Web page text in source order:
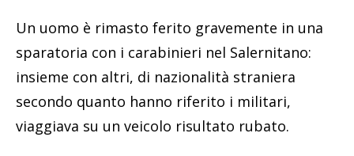
Un uomo è rimasto ferito gravemente in una
sparatoria con i carabinieri nel Salernitano:
insieme con altri, di nazionalità straniera
secondo quanto hanno riferito i militari,
viaggiava su un veicolo risultato rubato.